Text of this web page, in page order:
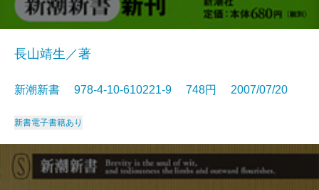
長山靖生／著
新潮新書 978-4-10-610221-9 748円 2007/07/20
新書電子書籍あり